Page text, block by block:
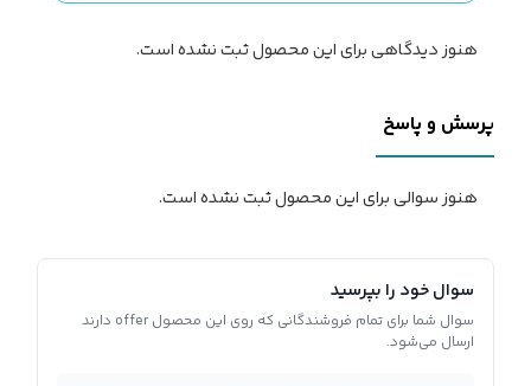
هنوز دیدگاهی برای این محصول ثبت نشده است.
پرسش و پاسخ
هنوز سوالی برای این محصول ثبت نشده است.
سوال خود را بپرسید
سوال شما برای تمام فروشندگانی که روی این محصول offer دارند
ارسال می‌شود.